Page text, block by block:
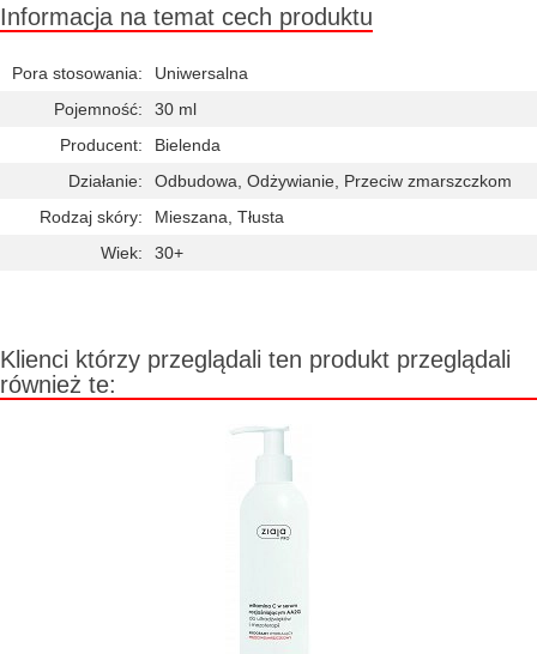
Informacja na temat cech produktu
Pora stosowania:
Uniwersalna
Pojemność:
30 ml
Producent:
Bielenda
Działanie:
Odbudowa, Odżywianie, Przeciw zmarszczkom
Rodzaj skóry:
Mieszana, Tłusta
Wiek:
30+
Klienci którzy przeglądali ten produkt przeglądali
również te: